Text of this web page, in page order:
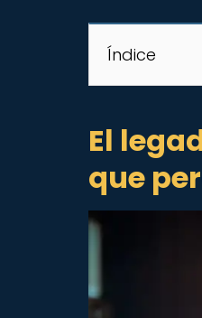
Índice
El
que